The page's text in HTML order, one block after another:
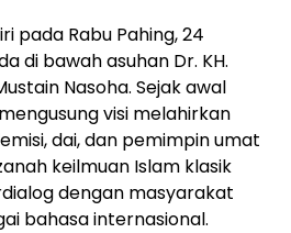
pada Rabu Pahing, 24
di bawah asuhan Dr. KH.
Nasoha. Sejak awal
visi melahirkan
dai, dan pemimpin umat
keilmuan Islam klasik
dengan masyarakat
bahasa internasional.